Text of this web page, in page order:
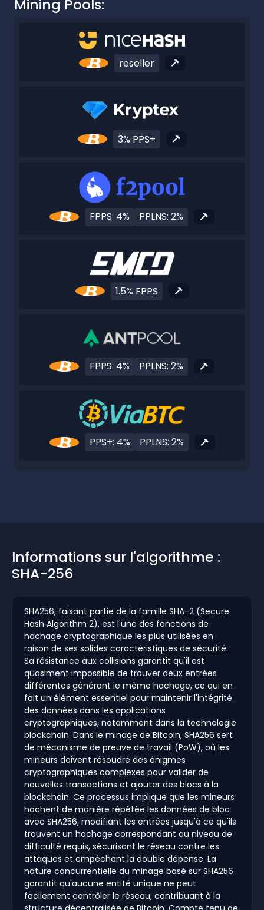
Mining Pools:
reseller
3% PPS+
FPPS: 4% PPLNS: 2%
1.5% FPPS
FPPS: 4% PPLNS: 2%
PPS+: 4% PPLNS: 2%
Informations sur l'algorithme :
SHA-256
SHA256, faisant partie de la famille SHA-2 (Secure
Hash Algorithm 2), est l'une des fonctions de
hachage cryptographique les plus utilisées en
raison de ses solides caractéristiques de sécurité.
Sa résistance aux collisions garantit qu'il est
quasiment impossible de trouver deux entrées
différentes générant le même hachage, ce qui en
fait un élément essentiel pour maintenir l'intégrité
des données dans les applications
cryptographiques, notamment dans la technologie
blockchain. Dans le minage de Bitcoin, SHA256 sert
de mécanisme de preuve de travail (PoW), où les
mineurs doivent résoudre des énigmes
cryptographiques complexes pour valider de
nouvelles transactions et ajouter des blocs à la
blockchain. Ce processus implique que les mineurs
hachent de manière répétée les données de bloc
avec SHA256, modifiant les entrées jusqu'à ce qu'ils
trouvent un hachage correspondant au niveau de
difficulté requis, sécurisant le réseau contre les
attaques et empêchant la double dépense. La
nature concurrentielle du minage basé sur SHA256
garantit qu'aucune entité unique ne peut
facilement contrôler le réseau, contribuant à la